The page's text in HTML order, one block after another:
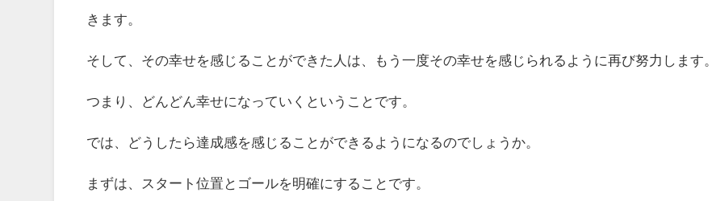
きます。
そして、その幸せを感じることができた人は、もう一度その幸せを感じられるように再び努力します。
つまり、どんどん幸せになっていくということです。
では、どうしたら達成感を感じることができるようになるのでしょうか。
まずは、スタート位置とゴールを明確にすることです。